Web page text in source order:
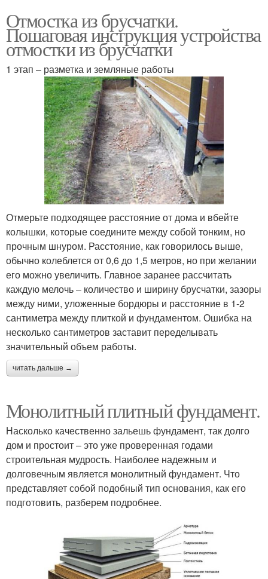
Отмостка из брусчатки.
Пошаговая инструкция устройства
отмостки из брусчатки
1 этап – разметка и земляные работы
Отмерьте подходящее расстояние от дома и вбейте
колышки, которые соедините между собой тонким, но
прочным шнуром. Расстояние, как говорилось выше,
обычно колеблется от 0,6 до 1,5 метров, но при желании
его можно увеличить. Главное заранее рассчитать
каждую мелочь – количество и ширину брусчатки, зазоры
между ними, уложенные бордюры и расстояние в 1-2
сантиметра между плиткой и фундаментом. Ошибка на
несколько сантиметров заставит переделывать
значительный объем работы.
читать дальше →
Монолитный плитный фундамент.
Насколько качественно зальешь фундамент, так долго
дом и простоит – это уже проверенная годами
строительная мудрость. Наиболее надежным и
долговечным является монолитный фундамент. Что
представляет собой подобный тип основания, как его
подготовить, разберем подробнее.